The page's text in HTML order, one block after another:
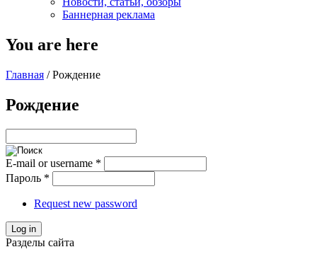
Баннерная реклама
You are here
Главная / Рождение
Рождение
E-mail or username *
Пароль *
Request new password
Log in
Разделы сайта